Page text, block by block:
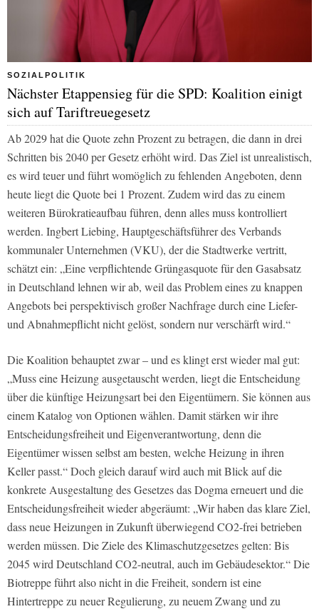
SOZIALPOLITIK
Nächster Etappensieg für die SPD: Koalition einigt
sich auf Tariftreuegesetz
Ab 2029 hat die Quote zehn Prozent zu betragen, die dann in drei
Schritten bis 2040 per Gesetz erhöht wird. Das Ziel ist unrealistisch,
es wird teuer und führt womöglich zu fehlenden Angeboten, denn
heute liegt die Quote bei 1 Prozent. Zudem wird das zu einem
weiteren Bürokratieaufbau führen, denn alles muss kontrolliert
werden. Ingbert Liebing, Hauptgeschäftsführer des Verbands
kommunaler Unternehmen (VKU), der die Stadtwerke vertritt,
schätzt ein: „Eine verpflichtende Grüngasquote für den Gasabsatz
in Deutschland lehnen wir ab, weil das Problem eines zu knappen
Angebots bei perspektivisch großer Nachfrage durch eine Liefer-
und Abnahmepflicht nicht gelöst, sondern nur verschärft wird.“
Die Koalition behauptet zwar – und es klingt erst wieder mal gut:
„Muss eine Heizung ausgetauscht werden, liegt die Entscheidung
über die künftige Heizungsart bei den Eigentümern. Sie können aus
einem Katalog von Optionen wählen. Damit stärken wir ihre
Entscheidungsfreiheit und Eigenverantwortung, denn die
Eigentümer wissen selbst am besten, welche Heizung in ihren
Keller passt.“ Doch gleich darauf wird auch mit Blick auf die
konkrete Ausgestaltung des Gesetzes das Dogma erneuert und die
Entscheidungsfreiheit wieder abgeräumt: „Wir haben das klare Ziel,
dass neue Heizungen in Zukunft überwiegend CO2-frei betrieben
werden müssen. Die Ziele des Klimaschutzgesetzes gelten: Bis
2045 wird Deutschland CO2-neutral, auch im Gebäudesektor.“ Die
Biotreppe führt also nicht in die Freiheit, sondern ist eine
Hintertreppe zu neuer Regulierung, zu neuem Zwang und zu